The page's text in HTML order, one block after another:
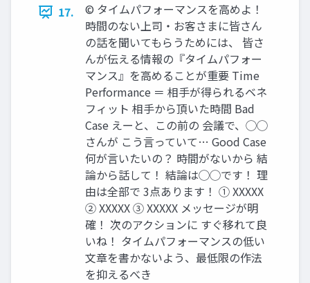
17.
©︎ タイムパフォーマンスを高めよ！
時間のない上司・お客さまに皆さん
の話を聞いてもらうためには、 皆さ
んが伝える情報の『タイムパフォー
マンス』を高めることが重要 Time
Performance ＝ 相手が得られるベネ
フィット 相手から頂いた時間 Bad
Case えーと、この前の 会議で、◯◯
さんが こう言っていて… Good Case
何が言いたいの？ 時間がないから 結
論から話して！ 結論は◯◯です！ 理
由は全部で 3点あります！ ① XXXXX
② XXXXX ③ XXXXX メッセージが明
確！ 次のアクションに すぐ移れて良
いね！ タイムパフォーマンスの低い
文章を書かないよう、最低限の作法
を抑えるべき